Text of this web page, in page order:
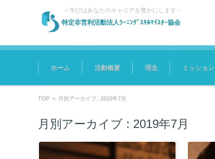
特定非営利活動法人ﾗｰﾆﾝｸﾞｽｷﾙﾏｲｽﾀｰ協会
～学びはあなたのキャリアを豊かにします～
コンテンツに移動
ホーム 活動概要 理念 ミッション
TOP > 月別アーカイブ : 2019年7月
月別アーカイブ : 2019年7月